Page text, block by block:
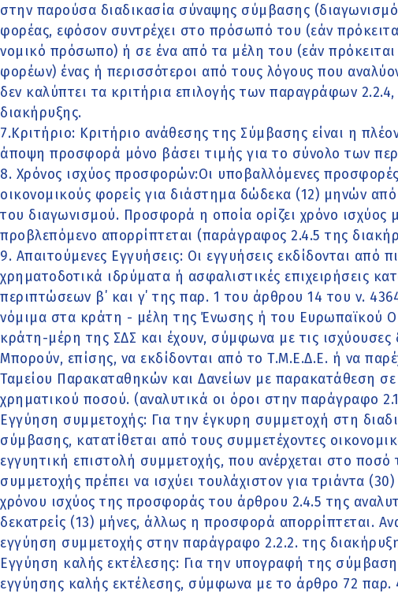
στην παρούσα διαδικασία σύναψης σύμβασης
φορέας, εφόσον συντρέχει στο πρόσωπό του (εάν
νομικό πρόσωπο) ή σε ένα από τα μέλη του (εάν
φορέων) ένας ή περισσότεροι από τους λόγους που
δεν καλύπτει τα κριτήρια επιλογής των παραγράφων 2.2.4,
διακήρυξης.
7.Κριτήριο: Κριτήριο ανάθεσης της Σύμβασης είναι η
άποψη προσφορά μόνο βάσει τιμής για το σύνολο των
8. Χρόνος ισχύος προσφορών:Οι υποβαλλόμενες
οικονομικούς φορείς για διάστημα δώδεκα (12) μηνών από
του διαγωνισμού. Προσφορά η οποία ορίζει χρόνο ισχύος
προβλεπόμενο απορρίπτεται (παράγραφος 2.4.5 της
9. Απαιτούμενες Εγγυήσεις: Οι εγγυήσεις εκδίδονται από
χρηματοδοτικά ιδρύματα ή ασφαλιστικές επιχειρήσεις
περιπτώσεων β΄ και γ΄ της παρ. 1 του άρθρου 14 του ν.
νόμιμα στα κράτη - μέλη της Ένωσης ή του Ευρωπαϊκού
κράτη-μέρη της ΣΔΣ και έχουν, σύμφωνα με τις ισχύουσες
Μπορούν, επίσης, να εκδίδονται από το Τ.Μ.Ε.Δ.Ε. ή να
Ταμείου Παρακαταθηκών και Δανείων με παρακατάθεση σε
χρηματικού ποσού. (αναλυτικά οι όροι στην παράγραφο
Εγγύηση συμμετοχής: Για την έγκυρη συμμετοχή στη
σύμβασης, κατατίθεται από τους συμμετέχοντες
εγγυητική επιστολή συμμετοχής, που ανέρχεται στο
συμμετοχής πρέπει να ισχύει τουλάχιστον για τριάντα
χρόνου ισχύος της προσφοράς του άρθρου 2.4.5 της
δεκατρείς (13) μήνες, άλλως η προσφορά απορρίπτεται.
εγγύηση συμμετοχής στην παράγραφο 2.2.2. της
Εγγύηση καλής εκτέλεσης: Για την υπογραφή της
εγγύησης καλής εκτέλεσης, σύμφωνα με το άρθρο 72